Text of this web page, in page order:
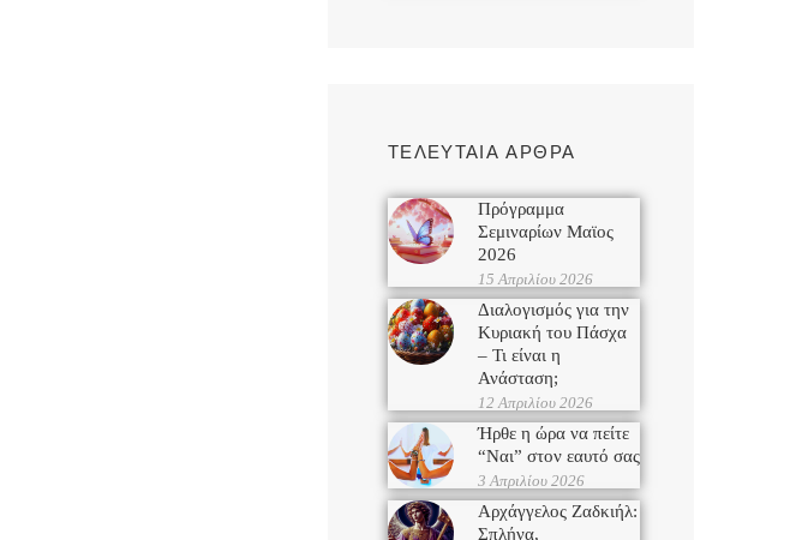
ΤΕΛΕΥΤΑΙΑ ΑΡΘΡΑ
Πρόγραμμα
Σεμιναρίων Μαϊος
2026
15 Απριλίου 2026
Διαλογισμός για την
Κυριακή του Πάσχα
– Τι είναι η
Ανάσταση;
12 Απριλίου 2026
Ήρθε η ώρα να πείτε
“Ναι” στον εαυτό σας
3 Απριλίου 2026
Αρχάγγελος Ζαδκιήλ:
Σπλήνα,